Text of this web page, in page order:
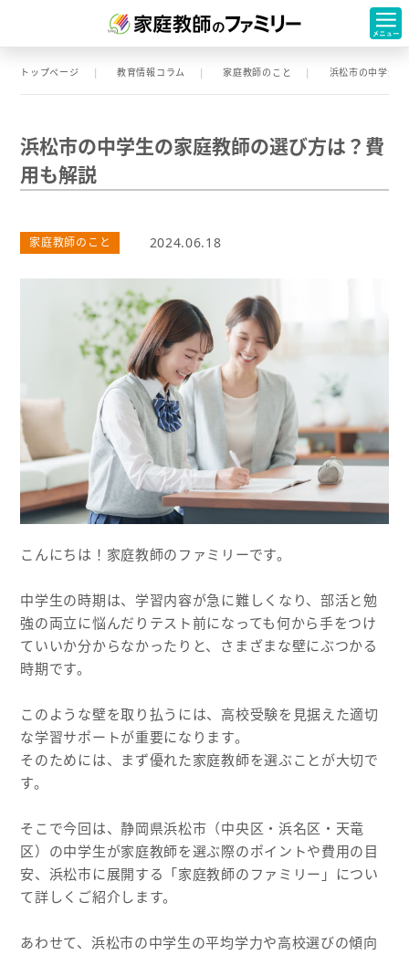
トップページ 教育情報コラム 家庭教師のこと 浜松市の中学生
浜松市の中学生の家庭教師の選び方は？費
用も解説
家庭教師のこと 2024.06.18
こんにちは！家庭教師のファミリーです。
中学生の時期は、学習内容が急に難しくなり、部活と勉
強の両立に悩んだりテスト前になっても何から手をつけ
ていいか分からなかったりと、さまざまな壁にぶつかる
時期です。
このような壁を取り払うには、高校受験を見据えた適切
な学習サポートが重要になります。
そのためには、まず優れた家庭教師を選ぶことが大切で
す。
そこで今回は、静岡県浜松市（中央区・浜名区・天竜
区）の中学生が家庭教師を選ぶ際のポイントや費用の目
安、浜松市に展開する「家庭教師のファミリー」につい
て詳しくご紹介します。
あわせて、浜松市の中学生の平均学力や高校選びの傾向